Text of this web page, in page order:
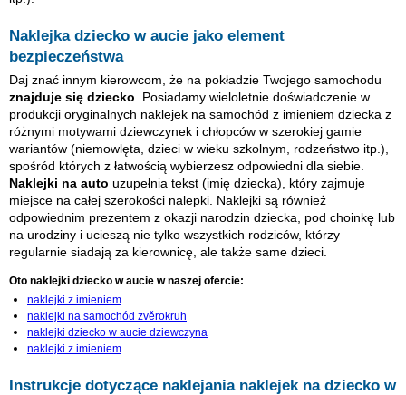
Naklejka dziecko w aucie jako element
bezpieczeństwa
Daj znać innym kierowcom, że na pokładzie Twojego samochodu
znajduje się dziecko . Posiadamy wieloletnie doświadczenie w
produkcji oryginalnych naklejek na samochód z imieniem dziecka z
różnymi motywami dziewczynek i chłopców w szerokiej gamie
wariantów (niemowlęta, dzieci w wieku szkolnym, rodzeństwo itp.),
spośród których z łatwością wybierzesz odpowiedni dla siebie.
Naklejki na auto uzupełnia tekst (imię dziecka), który zajmuje
miejsce na całej szerokości nalepki. Naklejki są również
odpowiednim prezentem z okazji narodzin dziecka, pod choinkę lub
na urodziny i ucieszą nie tylko wszystkich rodziców, którzy
regularnie siadają za kierownicę, ale także same dzieci.
Oto naklejki dziecko w aucie w naszej ofercie:
naklejki z imieniem
naklejki na samochód zvěrokruh
naklejki dziecko w aucie dziewczyna
naklejki z imieniem
Instrukcje dotyczące naklejania naklejek na dziecko w